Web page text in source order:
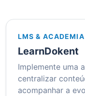
LMS &
LearnDokent
Implemente uma
centralizar
acompanhar a